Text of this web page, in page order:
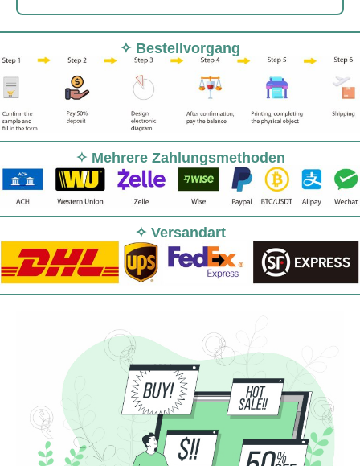
✧ Bestellvorgang
✧ Mehrere Zahlungsmethoden
✧ Versandart